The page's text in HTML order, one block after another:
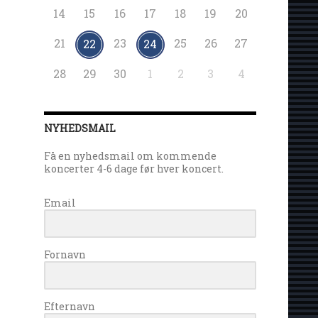
14 15 16 17 18 19 20
21 22 23 24 25 26 27
28 29 30 1 2 3 4
NYHEDSMAIL
Få en nyhedsmail om kommende
koncerter 4-6 dage før hver koncert.
Email
Fornavn
Efternavn